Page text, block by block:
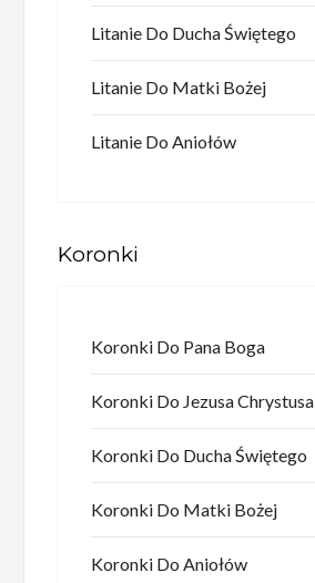
Litanie Do Ducha Świętego
Litanie Do Matki Bożej
Litanie Do Aniołów
Koronki
Koronki Do Pana Boga
Koronki Do Jezusa Chrystusa
Koronki Do Ducha Świętego
Koronki Do Matki Bożej
Koronki Do Aniołów